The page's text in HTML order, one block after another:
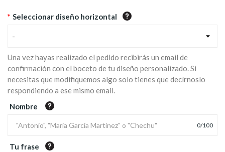
* Seleccionar diseño horizontal
-
Una vez hayas realizado el pedido recibirás un email de
confirmación con el boceto de tu diseño personalizado. Si
necesitas que modifiquemos algo solo tienes que decírnoslo
respondiendo a ese mismo email.
Nombre
0/100
Tu frase